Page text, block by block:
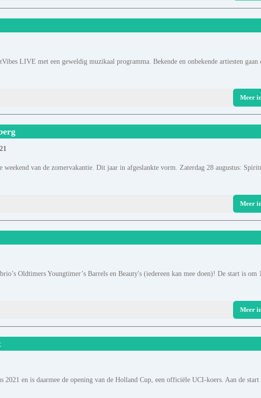
LIVE met een geweldig muzikaal programma. Bekende en onbekende artiesten gaan
Meer
van de zomervakantie. Dit jaar in afgeslankte vorm. Zaterdag 28 augustus:
Meer
Oldtimers Youngtimer’s Barrels en Beauty's (iedereen kan mee doen)! De start is om
Meer
2021 en is daarmee de opening van de Holland Cup, een officiële UCI-koers. Aan de start